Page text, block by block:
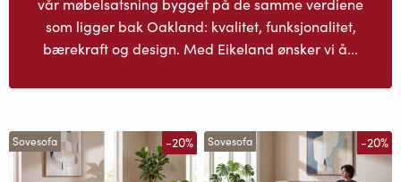
vår møbelsatsning bygget på de samme verdiene
som ligger bak Oakland: kvalitet, funksjonalitet,
bærekraft og design. Med Eikeland ønsker vi å...
Sovesofa -20% Sovesofa -20%